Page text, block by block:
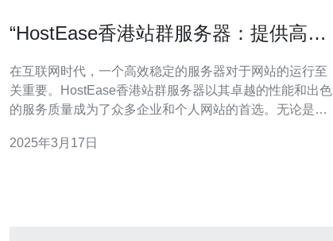
“HostEase香港站群服务器：提供高效
在互联网时代，一个高效稳定的服务器对于网站的运行至
关重要。HostEase香港站群服务器以其卓越的性能和出色
的服务质量成为了众多企业和个人网站的首选。无论是大
器都能提供满足需求的解决方案。 HostEase香港站群服务
2025年3月17日